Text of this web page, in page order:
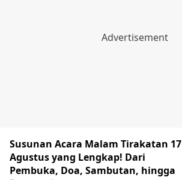
Susunan Acara Malam Tirakatan 17
Agustus yang Lengkap! Dari
Pembuka, Doa, Sambutan, hingga